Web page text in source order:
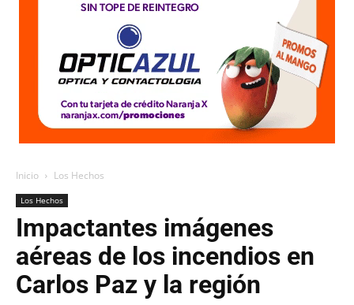
Inicio Los Hechos
Los Hechos
Impactantes imágenes
aéreas de los incendios en
Carlos Paz y la región